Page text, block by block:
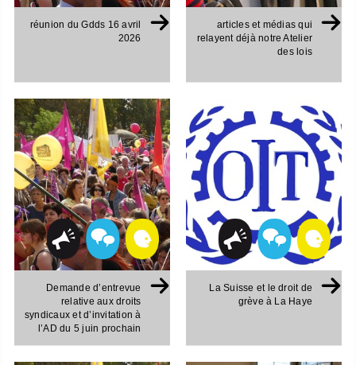
réunion du Gdds 16 avril
2026
articles et médias qui
relayent déjà notre Atelier
des lois
Demande d’entrevue
relative aux droits
syndicaux et d’invitation à
l’AD du 5 juin prochain
La Suisse et le droit de
grève à La Haye